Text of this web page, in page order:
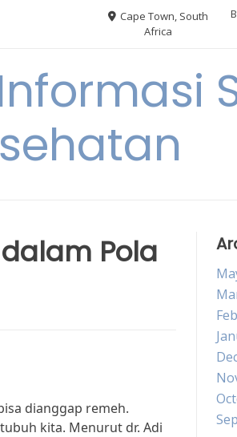
Cape Town, South
Africa
Informasi
Pola
dianggap remeh.
kita. Menurut dr. Adi